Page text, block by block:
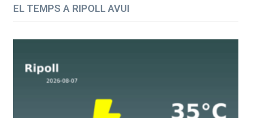
EL TEMPS A RIPOLL AVUI